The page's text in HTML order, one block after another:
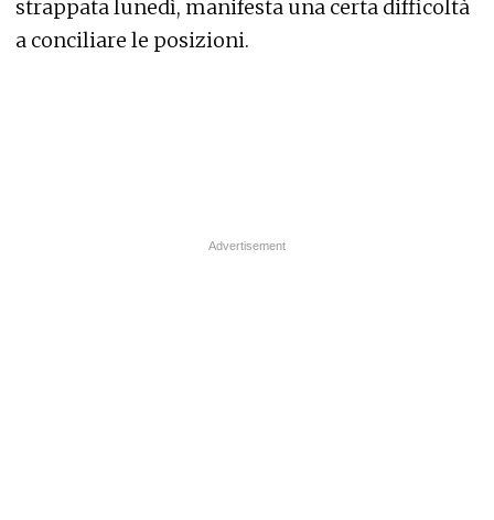
strappata lunedì, manifesta una certa difficoltà
a conciliare le posizioni.